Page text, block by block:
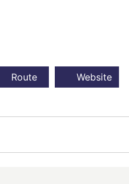
Route Website